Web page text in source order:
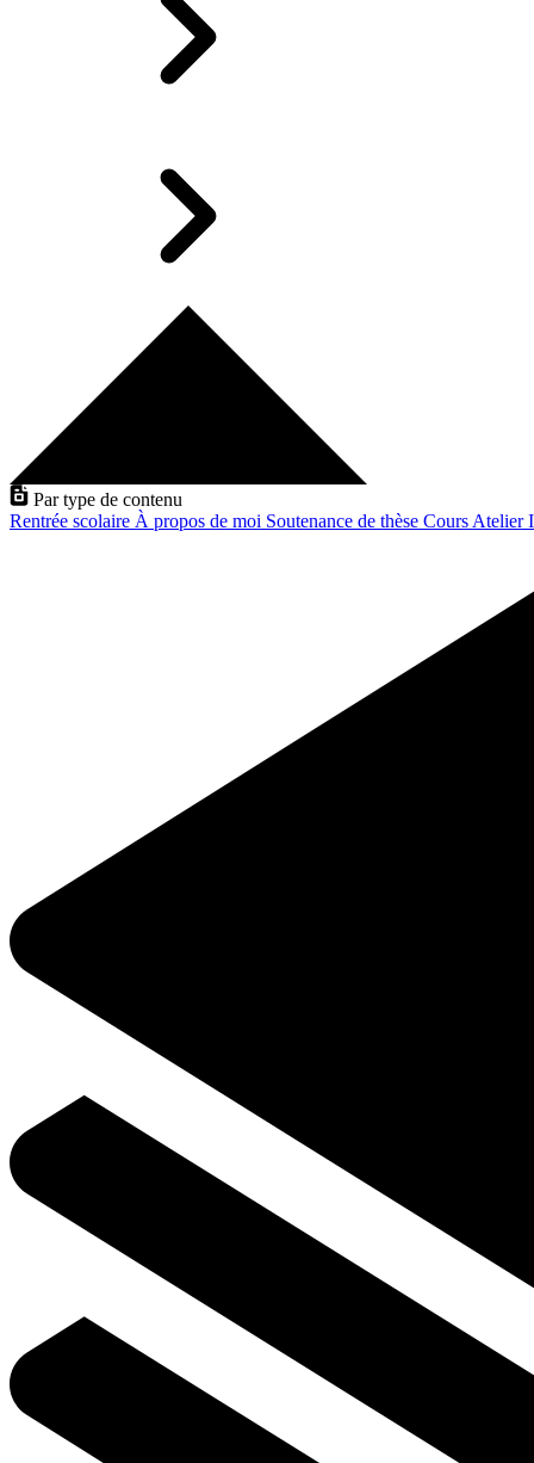
Par type de contenu
Rentrée scolaire À propos de moi Soutenance de thèse Cours Atelier